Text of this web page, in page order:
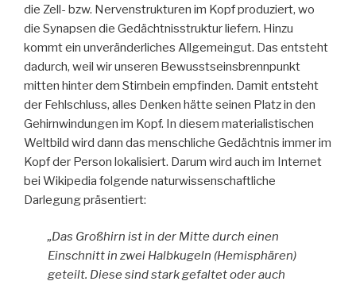
die Zell- bzw. Nervenstrukturen im Kopf produziert, wo
die Synapsen die Gedächtnisstruktur liefern. Hinzu
kommt ein unveränderliches Allgemeingut. Das entsteht
dadurch, weil wir unseren Bewusstseinsbrennpunkt
mitten hinter dem Stirnbein empfinden. Damit entsteht
der Fehlschluss, alles Denken hätte seinen Platz in den
Gehirnwindungen im Kopf. In diesem materialistischen
Weltbild wird dann das menschliche Gedächtnis immer im
Kopf der Person lokalisiert. Darum wird auch im Internet
bei Wikipedia folgende naturwissenschaftliche
Darlegung präsentiert:
„Das Großhirn ist in der Mitte durch einen
Einschnitt in zwei Halbkugeln (Hemisphären)
geteilt. Diese sind stark gefaltet oder auch